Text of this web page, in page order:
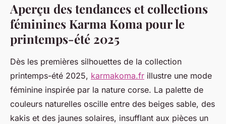
Aperçu des tendances et collections
féminines Karma Koma pour le
printemps-été 2025
Dès les premières silhouettes de la collection
printemps-été 2025, karmakoma.fr illustre une mode
féminine inspirée par la nature corse. La palette de
couleurs naturelles oscille entre des beiges sable, des
kakis et des jaunes solaires, insufflant aux pièces un